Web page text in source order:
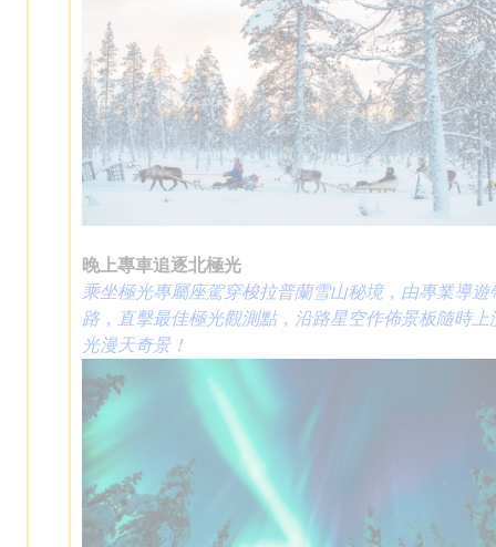
晚上專車追逐北極光
乘坐極光專屬座駕穿梭拉普蘭雪山秘境，由專業導遊
路，直擊最佳極光觀測點，沿路星空作佈景板隨時上
光漫天奇景！